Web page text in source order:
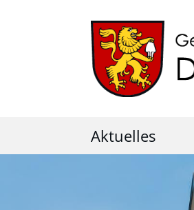
Aktuelles